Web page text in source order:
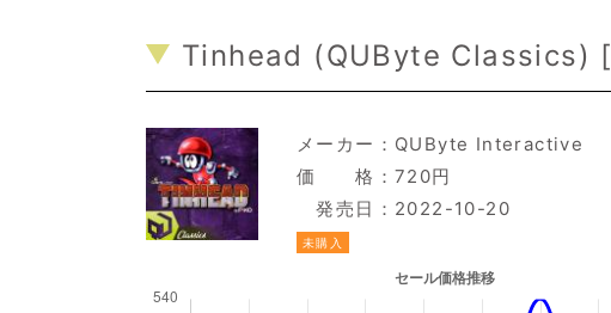
Tinhead (QUByte Classics) [
メーカー： QUByte Interactive
価 格：720円
発売日：2022-10-20
未購入